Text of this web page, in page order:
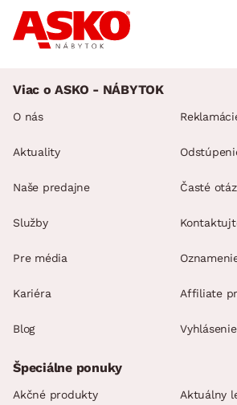
Viac o ASKO - NÁBYTOK
O nás
Aktuality
Naše predajne
Služby
Pre média
Kariéra
Blog
Časté
Affiliate
Špeciálne ponuky
Akčné produkty Aktuálny